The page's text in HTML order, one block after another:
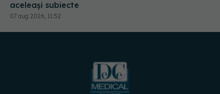
aceleași subiecte
07 aug 2026, 11:52